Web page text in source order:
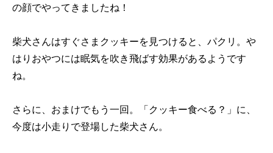
の顔でやってきましたね！
柴犬さんはすぐさまクッキーを見つけると、パクリ。 や
はりおやつには眠気を吹き飛ばす効果があるようです
ね。
さらに、おまけでもう一回。「クッキー食べる？」に、
今度は小走りで登場した柴犬さん。